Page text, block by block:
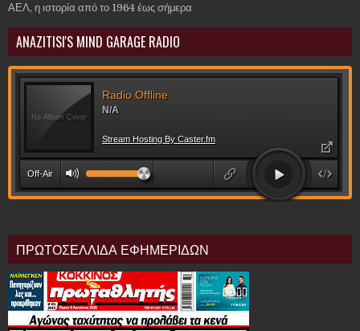
ΑΕΛ, η ιστορία από το 1964 έως σήμερα
ANAZITISI'S MIND GARAGE RADIO
ΠΡΩΤΟΣΕΛΛΙΔΑ ΕΦΗΜΕΡΙΔΩΝ